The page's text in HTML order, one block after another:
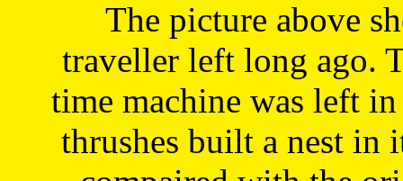
The picture above
traveller left long ago.
time machine was left
thrushes built a nest in